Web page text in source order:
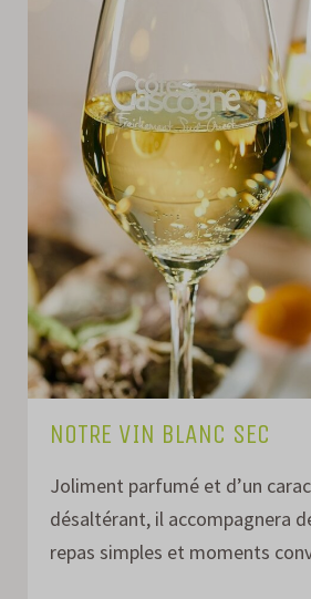
NOTRE VIN BLANC SEC
Joliment parfumé et d’un
désaltérant, il accompagnera
repas simples et moments